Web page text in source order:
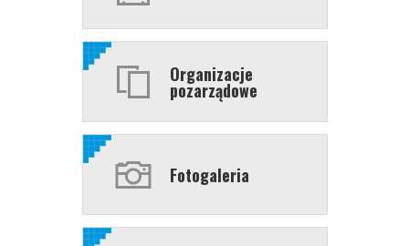
Organizacje
pozarządowe
Fotogaleria